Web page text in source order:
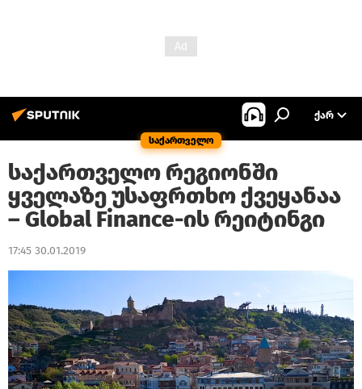
საქართველო
ᲥᲐᲠ
საქართველო რეგიონში
ყველაზე უსაფრთხო ქვეყანაა
– Global Finance-ის რეიტინგი
17:45 30.01.2019